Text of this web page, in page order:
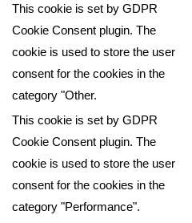
This cookie is set by GDPR
Cookie Consent plugin. The
cookie is used to store the user
consent for the cookies in the
category "Other.
This cookie is set by GDPR
Cookie Consent plugin. The
cookie is used to store the user
consent for the cookies in the
category "Performance".